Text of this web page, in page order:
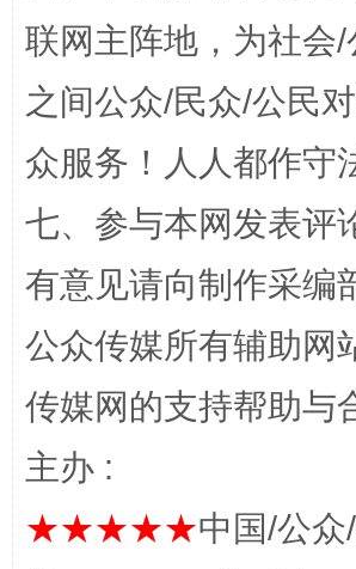
千年窑火 生生不息
联网主阵地，为社会
之间公众/民众/公民
众服务！人人都作守
七、参与本网发表评
有意见请向制作采编
公众传媒所有辅助网
传媒网的支持帮助与
主办 :
★★★★★中国/公